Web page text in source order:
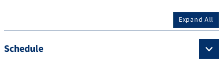
Expand All
Schedule